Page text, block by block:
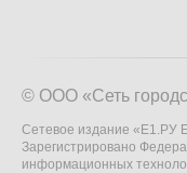
© ООО «Сеть
Сетевое издание «Е1.РУ
Зарегистрировано
информационных